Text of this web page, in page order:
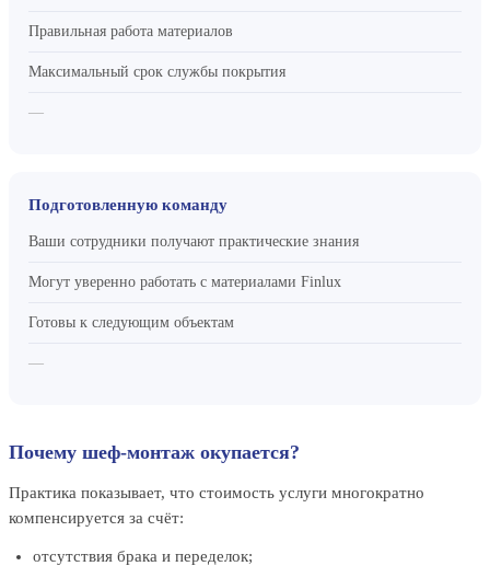
Правильная работа материалов
Максимальный срок службы покрытия
—
Подготовленную команду
Ваши сотрудники получают практические знания
Могут уверенно работать с материалами Finlux
Готовы к следующим объектам
—
Почему шеф-монтаж окупается?
Практика показывает, что стоимость услуги многократно
компенсируется за счёт:
отсутствия брака и переделок;